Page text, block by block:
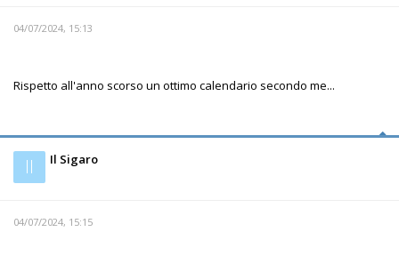
04/07/2024, 15:13
Rispetto all'anno scorso un ottimo calendario secondo me...
Il Il Sigaro
04/07/2024, 15:15